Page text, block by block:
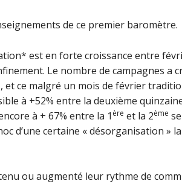
de ce premier baromètre.
est en forte croissance entre
Le nombre de campagnes a
et ce malgré un mois de février
à +52% entre la deuxième
à + 67% entre la 1 ère et la 2ème
d’une certaine « désorganisation »
ou augmenté leur rythme de